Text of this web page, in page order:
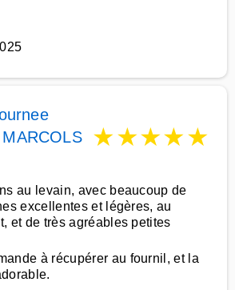
MARCOLS
★★★★★
au levain, avec beaucoup de
excellentes et légères, au
et de très agréables petites
à récupérer au fournil, et la